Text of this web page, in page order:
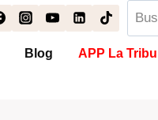
Blog APP La Tribu